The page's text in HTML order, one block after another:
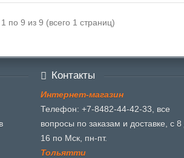
по 9 из 9 (всего 1 страниц)
Контакты
Интернет-магазин
Телефон: +7-8482-44-42-33, все
вопросы по заказам и доставке, с 8
16 по Мск, пн-пт.
Тольятти